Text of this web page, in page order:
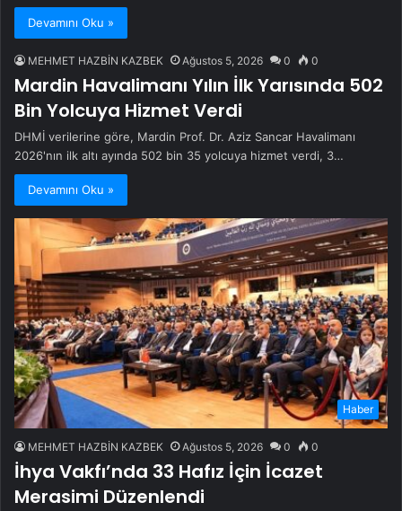
Devamını Oku »
MEHMET HAZBİN KAZBEK Ağustos 5, 2026 0 0
Mardin Havalimanı Yılın İlk Yarısında 502
Bin Yolcuya Hizmet Verdi
DHMİ verilerine göre, Mardin Prof. Dr. Aziz Sancar Havalimanı
2026'nın ilk altı ayında 502 bin 35 yolcuya hizmet verdi, 3…
Devamını Oku »
Haber
MEHMET HAZBİN KAZBEK Ağustos 5, 2026 0 0
İhya Vakfı’nda 33 Hafız İçin İcazet
Merasimi Düzenlendi